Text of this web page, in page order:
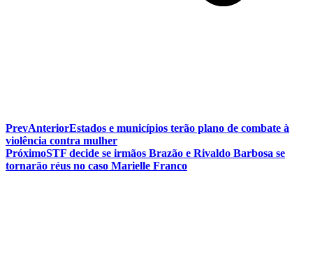
PrevAnteriorEstados e municípios terão plano de combate à
violência contra mulher
PróximoSTF decide se irmãos Brazão e Rivaldo Barbosa se
tornarão réus no caso Marielle Franco